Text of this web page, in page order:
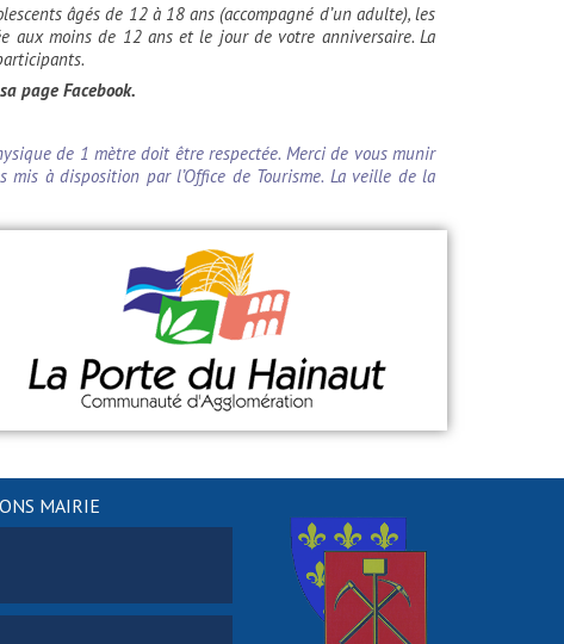
âgés de 12 à 18 ans (accompagné d’un adulte), les
aux moins de 12 ans et le jour de votre anniversaire. La
page Facebook.
de 1 mètre doit être respectée. Merci de vous munir
à disposition par l’Office de Tourisme. La veille de la
MAIRIE